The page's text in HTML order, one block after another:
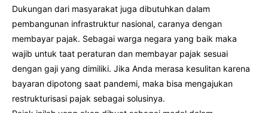
Dukungan dari masyarakat juga dibutuhkan dalam
pembangunan infrastruktur nasional, caranya dengan
membayar pajak. Sebagai warga negara yang baik maka
wajib untuk taat peraturan dan membayar pajak sesuai
dengan gaji yang dimiliki. Jika Anda merasa kesulitan karena
bayaran dipotong saat pandemi, maka bisa mengajukan
restrukturisasi pajak sebagai solusinya.